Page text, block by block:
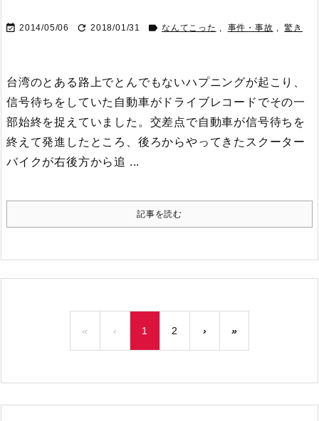
 2014/05/06  2018/01/31  なんてこった , 事件・事故 , 驚き
台湾のとある路上でとんでもないハプニングが起こり、
信号待ちをしていた自動車がドライブレコードでその一
部始終を捉えていました。 交差点で自動車が信号待ちを
終えて発進したところ、後ろからやってきたスクーター
バイクが右後方から追 ...
記事を読む
« ‹ 1 2 › »